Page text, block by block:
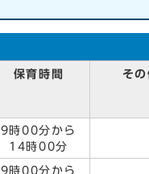
保育時間 そ
9時00分から
14時00分
9時00分から